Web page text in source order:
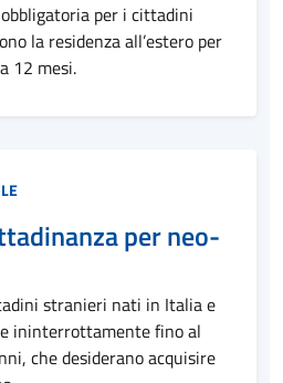
obbligatoria per i cittadini
la residenza all’estero per
12 mesi.
per neo-
stranieri nati in Italia e
ininterrottamente fino al
che desiderano acquisire